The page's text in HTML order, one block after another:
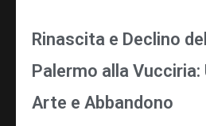
Rinascita e Declino
Palermo alla
Arte e Abbandono